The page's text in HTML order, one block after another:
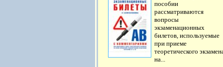
пособии
рассматриваются
вопросы
экзаменационных
билетов, используемые
при приеме
теоретического
на...